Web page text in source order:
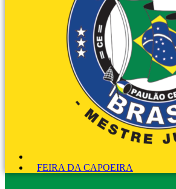
FEIRA DA CAPOEIRA